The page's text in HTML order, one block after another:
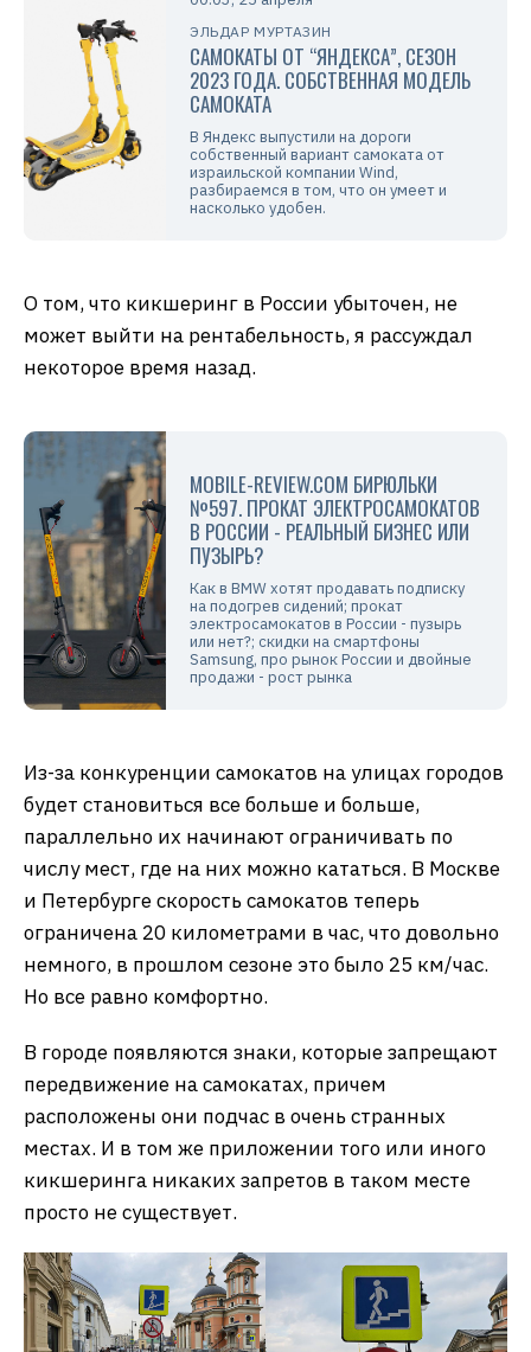
ЭЛЬДАР МУРТАЗИН
САМОКАТЫ ОТ “ЯНДЕКСА”, СЕЗОН
2023 ГОДА. СОБСТВЕННАЯ МОДЕЛЬ
САМОКАТА
В Яндекс выпустили на дороги
собственный вариант самоката от
израильской компании Wind,
разбираемся в том, что он умеет и
насколько удобен.
О том, что кикшеринг в России убыточен, не
может выйти на рентабельность, я рассуждал
некоторое время назад.
MOBILE-REVIEW.COM БИРЮЛЬКИ
№597. ПРОКАТ ЭЛЕКТРОСАМОКАТОВ
В РОССИИ - РЕАЛЬНЫЙ БИЗНЕС ИЛИ
ПУЗЫРЬ?
Как в BMW хотят продавать подписку
на подогрев сидений; прокат
электросамокатов в России - пузырь
или нет?; скидки на смартфоны
Samsung, про рынок России и двойные
продажи - рост рынка
Из-за конкуренции самокатов на улицах городов
будет становиться все больше и больше,
параллельно их начинают ограничивать по
числу мест, где на них можно кататься. В Москве
и Петербурге скорость самокатов теперь
ограничена 20 километрами в час, что довольно
немного, в прошлом сезоне это было 25 км/час.
Но все равно комфортно.
В городе появляются знаки, которые запрещают
передвижение на самокатах, причем
расположены они подчас в очень странных
местах. И в том же приложении того или иного
кикшеринга никаких запретов в таком месте
просто не существует.